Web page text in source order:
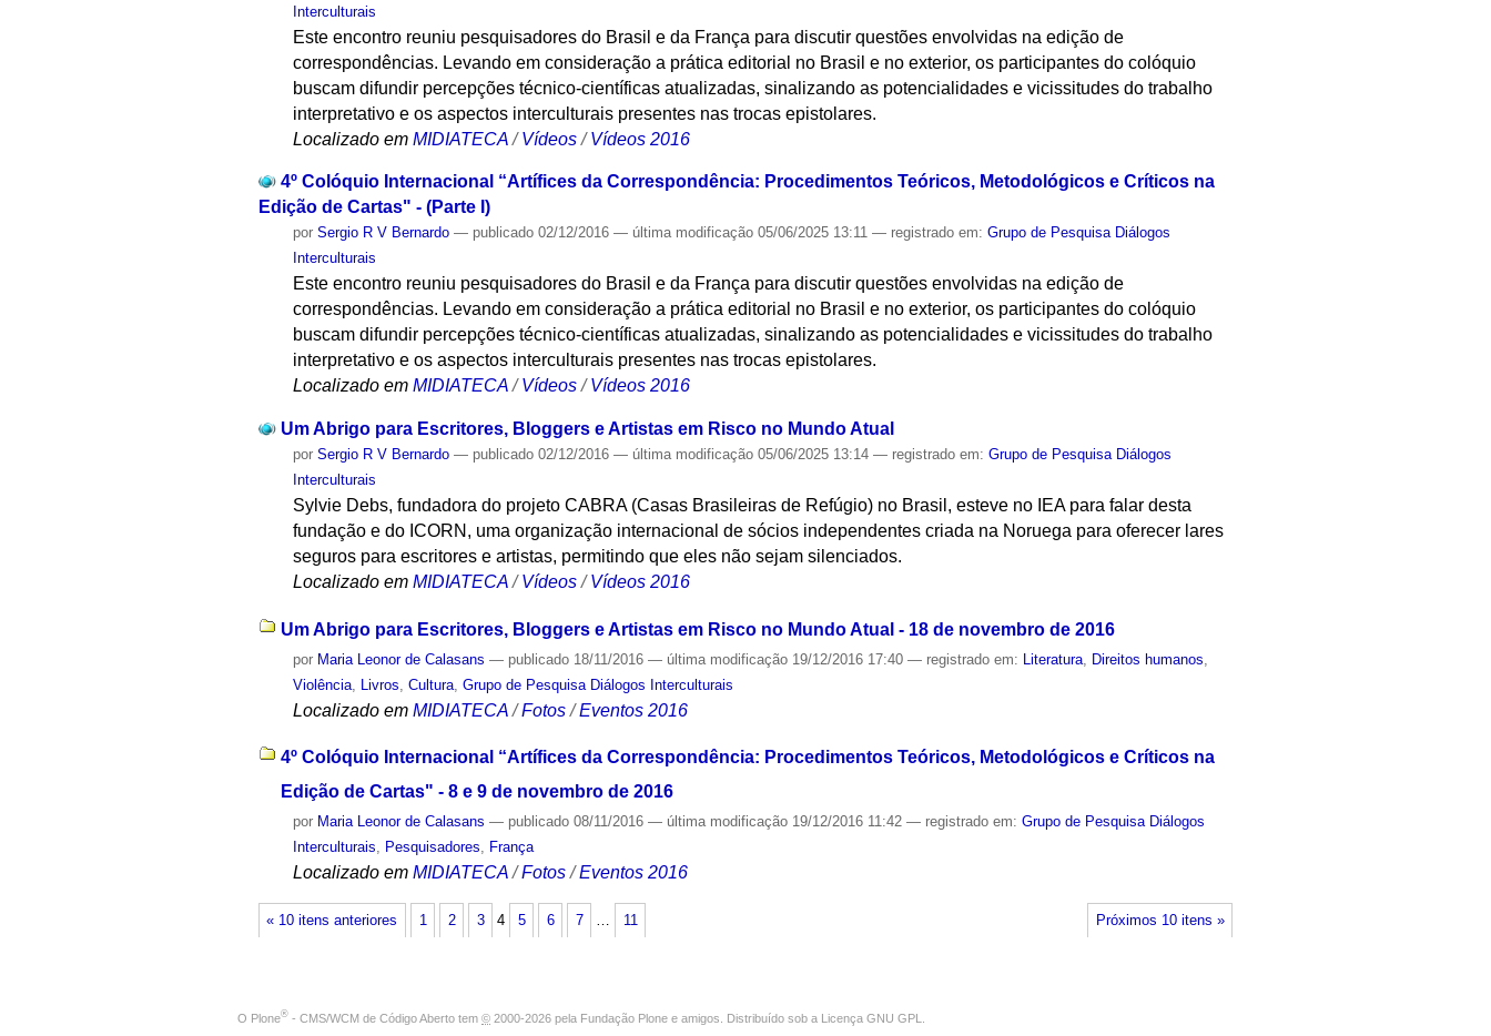
Interculturais
Este encontro reuniu pesquisadores do Brasil e da França para discutir questões envolvidas na edição de
correspondências. Levando em consideração a prática editorial no Brasil e no exterior, os participantes do colóquio
buscam difundir percepções técnico-científicas atualizadas, sinalizando as potencialidades e vicissitudes do trabalho
interpretativo e os aspectos interculturais presentes nas trocas epistolares.
Localizado em MIDIATECA /Vídeos /Vídeos 2016
4º Colóquio Internacional “Artífices da Correspondência: Procedimentos Teóricos, Metodológicos e Críticos na
Edição de Cartas" - (Parte I)
porSergio R V Bernardo — publicado 02/12/2016— última modificação 05/06/2025 13:11— registrado em:Grupo de Pesquisa Diálogos
Interculturais
Este encontro reuniu pesquisadores do Brasil e da França para discutir questões envolvidas na edição de
correspondências. Levando em consideração a prática editorial no Brasil e no exterior, os participantes do colóquio
buscam difundir percepções técnico-científicas atualizadas, sinalizando as potencialidades e vicissitudes do trabalho
interpretativo e os aspectos interculturais presentes nas trocas epistolares.
Localizado em MIDIATECA /Vídeos /Vídeos 2016
Um Abrigo para Escritores, Bloggers e Artistas em Risco no Mundo Atual
porSergio R V Bernardo — publicado 02/12/2016— última modificação 05/06/2025 13:14— registrado em:Grupo de Pesquisa Diálogos
Interculturais
Sylvie Debs, fundadora do projeto CABRA (Casas Brasileiras de Refúgio) no Brasil, esteve no IEA para falar desta
fundação e do ICORN, uma organização internacional de sócios independentes criada na Noruega para oferecer lares
seguros para escritores e artistas, permitindo que eles não sejam silenciados.
Localizado em MIDIATECA /Vídeos /Vídeos 2016
Um Abrigo para Escritores, Bloggers e Artistas em Risco no Mundo Atual - 18 de novembro de 2016
por Maria Leonor de Calasans — publicado 18/11/2016— última modificação 19/12/2016 17:40— registrado em: Literatura Direitos humanos
Violência Livros ,Cultura ,Grupo de Pesquisa Diálogos Interculturais
Localizado em MIDIATECA /Fotos /Eventos 2016
4º Colóquio Internacional “Artífices da Correspondência: Procedimentos Teóricos, Metodológicos e Críticos na
Edição de Cartas" - 8 e 9 de novembro de 2016
por Maria Leonor de Calasans — publicado 08/11/2016— última modificação 19/12/2016 11:42— registrado em:Grupo de Pesquisa Diálogos
Interculturais, Pesquisadores, França
Localizado em MIDIATECA /Fotos /Eventos 2016
« 10 itens anteriores Próximos 10 itens »
1 2 3 4 5 6 7 11
O Plone® - CMS/WCM de Código Aberto tem © 2000-2026 pela Fundação Plone e amigos. Distribuído sob a Licença GNU GPL